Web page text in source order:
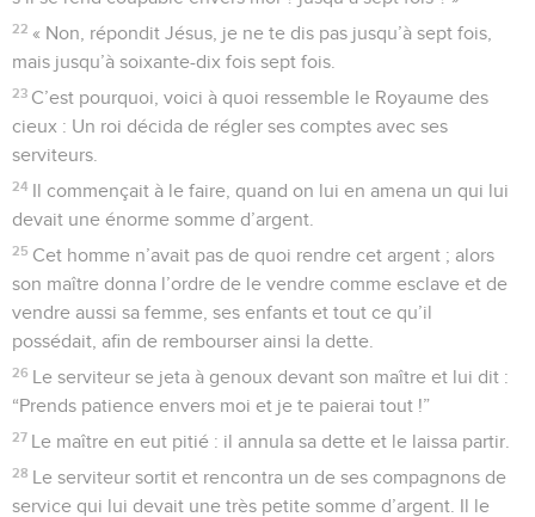
22 « Non, répondit Jésus, je ne te dis pas jusqu’à sept fois,
mais jusqu’à soixante-dix fois sept fois.
23 C’est pourquoi, voici à quoi ressemble le Royaume des
cieux : Un roi décida de régler ses comptes avec ses
serviteurs.
24 Il commençait à le faire, quand on lui en amena un qui lui
devait une énorme somme d’argent.
25 Cet homme n’avait pas de quoi rendre cet argent ; alors
son maître donna l’ordre de le vendre comme esclave et de
vendre aussi sa femme, ses enfants et tout ce qu’il
possédait, afin de rembourser ainsi la dette.
26 Le serviteur se jeta à genoux devant son maître et lui dit :
“Prends patience envers moi et je te paierai tout !”
27 Le maître en eut pitié : il annula sa dette et le laissa partir.
28 Le serviteur sortit et rencontra un de ses compagnons de
service qui lui devait une très petite somme d’argent. Il le